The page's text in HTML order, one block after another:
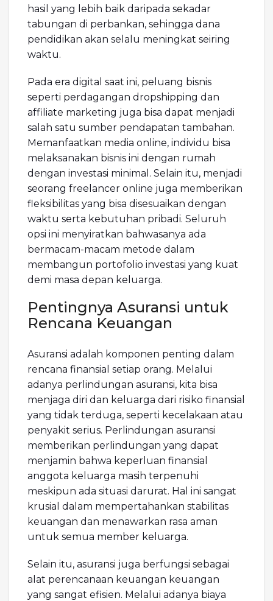
hasil yang lebih baik daripada sekadar
tabungan di perbankan, sehingga dana
pendidikan akan selalu meningkat seiring
waktu.
Pada era digital saat ini, peluang bisnis
seperti perdagangan dropshipping dan
affiliate marketing juga bisa dapat menjadi
salah satu sumber pendapatan tambahan.
Memanfaatkan media online, individu bisa
melaksanakan bisnis ini dengan rumah
dengan investasi minimal. Selain itu, menjadi
seorang freelancer online juga memberikan
fleksibilitas yang bisa disesuaikan dengan
waktu serta kebutuhan pribadi. Seluruh
opsi ini menyiratkan bahwasanya ada
bermacam-macam metode dalam
membangun portofolio investasi yang kuat
demi masa depan keluarga.
Pentingnya Asuransi untuk
Rencana Keuangan
Asuransi adalah komponen penting dalam
rencana finansial setiap orang. Melalui
adanya perlindungan asuransi, kita bisa
menjaga diri dan keluarga dari risiko finansial
yang tidak terduga, seperti kecelakaan atau
penyakit serius. Perlindungan asuransi
memberikan perlindungan yang dapat
menjamin bahwa keperluan finansial
anggota keluarga masih terpenuhi
meskipun ada situasi darurat. Hal ini sangat
krusial dalam mempertahankan stabilitas
keuangan dan menawarkan rasa aman
untuk semua member keluarga.
Selain itu, asuransi juga berfungsi sebagai
alat perencanaan keuangan keuangan
yang sangat efisien. Melalui adanya biaya